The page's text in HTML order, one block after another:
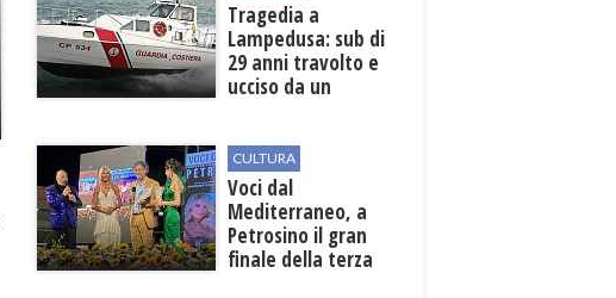
Tragedia a
Lampedusa: sub di
29 anni travolto e
ucciso da un
CULTURA
Voci dal
Mediterraneo, a
Petrosino il gran
finale della terza